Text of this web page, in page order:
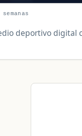
deportivo